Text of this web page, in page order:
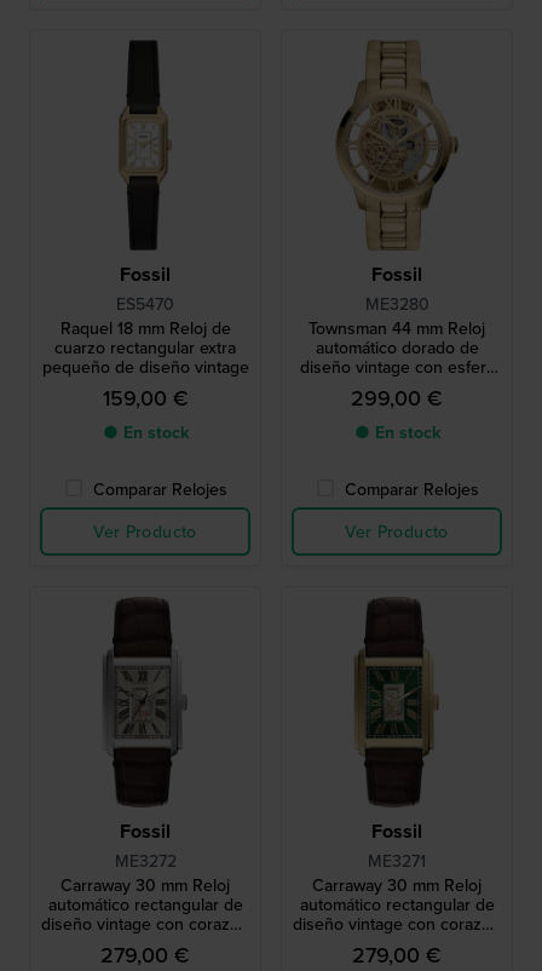
Fossil
ES5470
Raquel 18 mm Reloj de
cuarzo rectangular extra
pequeño de diseño vintage
159,00 €
● En stock
Comparar Relojes
Ver Producto
Fossil
ME3280
Townsman 44 mm Reloj
automático dorado de
diseño vintage con esfera
esqueleto
299,00 €
● En stock
Comparar Relojes
Ver Producto
Fossil
ME3272
Carraway 30 mm Reloj
automático rectangular de
diseño vintage con corazón
abierto
279,00 €
Fossil
ME3271
Carraway 30 mm Reloj
automático rectangular de
diseño vintage con corazón
abierto
279,00 €